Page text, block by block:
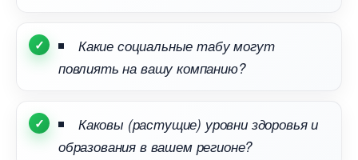
Какие социальные табу могут
повлиять на вашу компанию?
Каковы (растущие) уровни здоровья и
образования в вашем регионе?